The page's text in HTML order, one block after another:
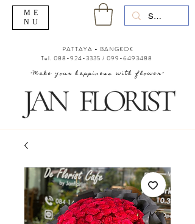
"Make your happiness with flower"
PATTAYA - BANGKOK
Tel. 088-924-3335 / 099-6493488
ME
NU